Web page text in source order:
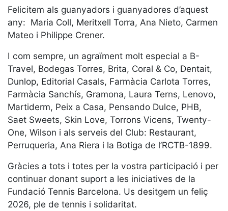
Palmarès
equips
Jugadors
professionals
Competicions
Campionat
Social de
Tennis
Quadres
de Joc
Quadre
d'Honor
Històric
del
Felicitem als guanyadors i guanyadores d’aquest
any: Maria Coll, Meritxell Torra, Ana Nieto, Carmen
Mateo i Philippe Crener.
I com sempre, un agraïment molt especial a B-
Travel, Bodegas Torres, Brita, Coral & Co, Dentait,
Dunlop, Editorial Casals, Farmàcia Carlota Torres,
Farmàcia Sanchís, Gramona, Laura Terns, Lenovo,
Martiderm, Peix a Casa, Pensando Dulce, PHB,
Saet Sweets, Skin Love, Torrons Vicens, Twenty-
One, Wilson i als serveis del Club: Restaurant,
Perruqueria, Ana Riera i la Botiga de l’RCTB-1899.
Gràcies a tots i totes per la vostra participació i per
continuar donant suport a les iniciatives de la
Fundació Tennis Barcelona. Us desitgem un feliç
2026, ple de tennis i solidaritat.